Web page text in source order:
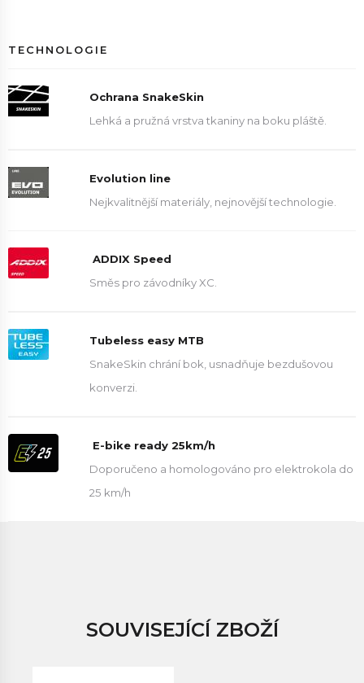
TECHNOLOGIE
Ochrana SnakeSkin
Lehká a pružná vrstva tkaniny na boku pláště.
Evolution line
Nejkvalitnější materiály, nejnovější technologie.
ADDIX Speed
Směs pro závodníky XC.
Tubeless easy MTB
SnakeSkin chrání bok, usnadňuje bezdušovou
konverzi.
E-bike ready 25km/h
Doporučeno a homologováno pro elektrokola do
25 km/h
SOUVISEJÍCÍ ZBOŽÍ